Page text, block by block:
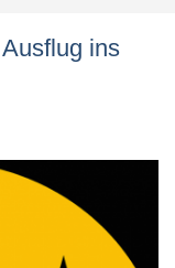
ins